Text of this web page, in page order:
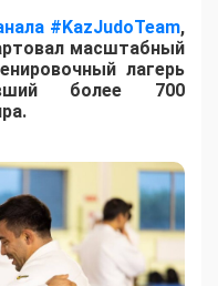
#KazJudoTeam,
масштабный
лагерь
более 700